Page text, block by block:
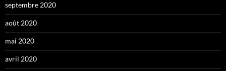
septembre 2020
août 2020
mai 2020
avril 2020